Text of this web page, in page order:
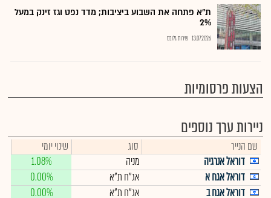
ת"א פתחה את השבוע ביציבות; מדד נפט וגז זינק במעל
2%
13.07.2026 שירות גלובס
הצעות פרסומיות
ניירות ערך נוספים
שם הנייר סוג
שינוי יומי
דוראל אנרגיה
מניה
1.08%
דוראל אגח א
אג"ח ת"א
0.00%
דוראל אגח ב
אג"ח ת"א 0.00%